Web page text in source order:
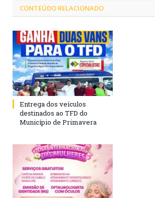
CONTEÚDO RELACIONADO
Entrega dos veículos
destinados ao TFD do
Município de Primavera